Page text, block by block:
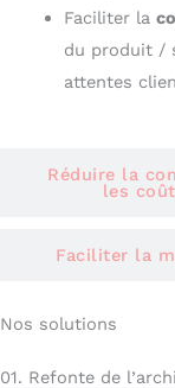
Réduire la
les
Faciliter la
Faciliter la
du produit /
attentes
Nos solutions
01. Refonte de